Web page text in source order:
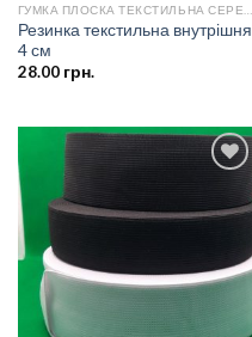
Резинка текстильна внутрішня
4 см
28.00грн.
списку